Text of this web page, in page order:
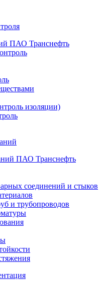
ПАО Транснефть
изоляции)
ПАО Транснефть
соединений и стыков
и трубопроводов